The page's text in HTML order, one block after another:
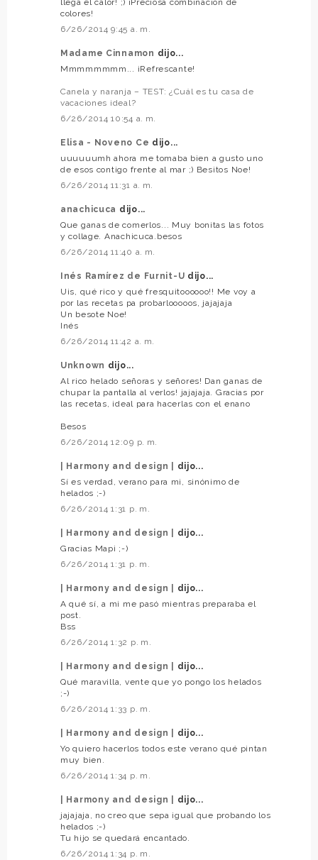
llega el calor! ;) ¡Preciosa combinación de
colores!
6/26/2014 9:45 a. m.
Madame Cinnamon dijo...
Mmmmmmmm... ¡Refrescante!
Canela y naranja – TEST: ¿Cuál es tu casa de
vacaciones ideal?
6/26/2014 10:54 a. m.
Elisa - Noveno Ce dijo...
uuuuuumh ahora me tomaba bien a gusto uno
de esos contigo frente al mar ;) Besitos Noe!
6/26/2014 11:31 a. m.
anachicuca dijo...
Que ganas de comerlos... Muy bonitas las fotos
y collage. Anachicuca.besos
6/26/2014 11:40 a. m.
Inés Ramírez de Furnit-U dijo...
Uis, qué rico y qué fresquitoooooo!! Me voy a
por las recetas pa probarlooooos, jajajaja
Un besote Noe!
Inés
6/26/2014 11:42 a. m.
Unknown dijo...
Al rico helado señoras y señores! Dan ganas de
chupar la pantalla al verlos! jajajaja. Gracias por
las recetas, ideal para hacerlas con el enano
Besos
6/26/2014 12:09 p. m.
| Harmony and design |
dijo...
Sí es verdad, verano para mi, sinónimo de
helados ;-)
6/26/2014 1:31 p. m.
| Harmony and design |
dijo...
Gracias Mapi ;-)
6/26/2014 1:31 p. m.
| Harmony and design |
dijo...
A qué sí, a mi me pasó mientras preparaba el
post.
Bss
6/26/2014 1:32 p. m.
| Harmony and design |
dijo...
Qué maravilla, vente que yo pongo los helados
;-)
6/26/2014 1:33 p. m.
| Harmony and design |
dijo...
Yo quiero hacerlos todos este verano qué pintan
muy bien.
6/26/2014 1:34 p. m.
| Harmony and design |
dijo...
jajajaja, no creo que sepa igual que probando los
helados ;-)
Tu hijo se quedará encantado.
6/26/2014 1:34 p. m.